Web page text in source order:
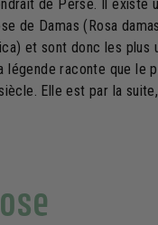
de Perse. Il
de Damas (Rosa
et sont donc les plus
légende raconte que le
Elle est par la